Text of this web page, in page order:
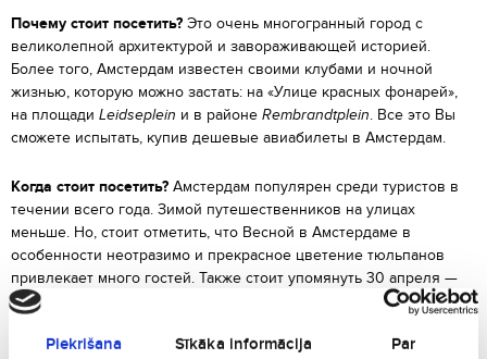
Piekrišana Sīkāka informācija Par
Почему стоит посетить? Это очень многогранный город с
великолепной архитектурой и завораживающей историей.
Более того, Амстердам известен своими клубами и ночной
жизнью, которую можно застать: на «Улице красных фонарей»,
на площади Leidseplein и в районе Rembrandtplein. Все это Вы
сможете испытать, купив дешевые авиабилеты в Амстердам.
Когда стоит посетить? Амстердам популярен среди туристов в
течении всего года. Зимой путешественников на улицах
меньше. Но, стоит отметить, что Весной в Амстердаме в
особенности неотразимо и прекрасное цветение тюльпанов
привлекает много гостей. Также стоит упомянуть 30 апреля —
День Королевы, и весь город в этот день наряжается в